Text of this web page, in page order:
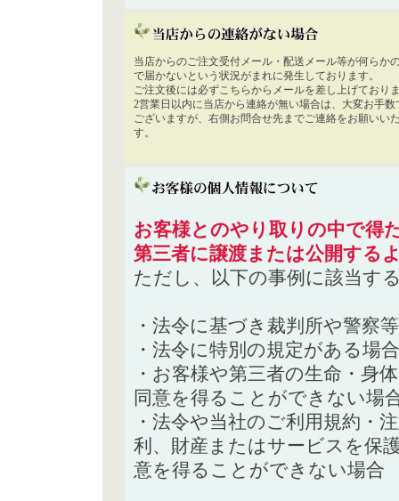
当店からのご注文受付メール・配送メール等が何らか
で届かないという状況がまれに発生しております。
ご注文後には必ずこちらからメールを差し上げており
2営業日以内に当店から連絡が無い場合は、大変お手数
ございますが、右側お問合せ先までご連絡をお願いい
す。
お客様とのやり取りの中で得
第三者に譲渡または公開する
ただし、以下の事例に該当す
・法令に基づき裁判所や警察
・法令に特別の規定がある場合
・お客様や第三者の生命・身
同意を得ることができない場
・法令や当社のご利用規約・
利、財産またはサービスを保
意を得ることができない場合